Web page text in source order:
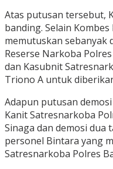
Atas putusan tersebut,
banding. Selain
memutuskan sebanyak
Reserse Narkoba
dan Kasubnit
Triono A untuk
Adapun putusan
Kanit Satresnarkoba
Sinaga dan demosi dua
personel Bintara yang
Satresnarkoba Polres